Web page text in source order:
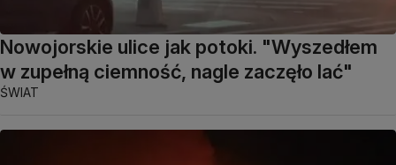
Nowojorskie ulice jak potoki. "Wyszedłem
w zupełną ciemność, nagle zaczęło lać"
ŚWIAT